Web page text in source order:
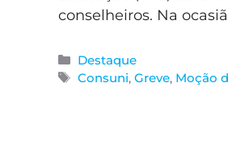
conselheiros. Na
Destaque
Consuni,Greve, Moção